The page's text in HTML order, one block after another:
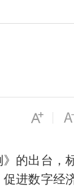
的出台，
进数字经